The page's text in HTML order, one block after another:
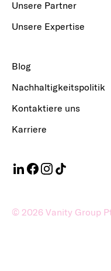
Unsere Partner
Unsere Expertise
Blog
Nachhaltigkeitspolitik
Kontaktiere uns
Karriere
© 2026 Vanity Group